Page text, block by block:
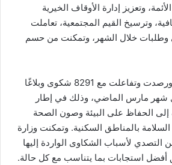
وتعزيز إدارة الأوقاف الخيرية
وترسيخ القيم المجتمعية، تعاملت
1109 شكاوى وطلبات خلال الشهر، وتمكنت من حسم
وأخيرًا، تلقت المنظومة ورصدت وتفاعلت مع 8291 شكوى وبلاغًا
شهر مارس الماضي، وذلك في إطار
إلى الحفاظ على البيئة وصون الصحة
بالمناطق السكنية. وتمكنت وزارة
التصدي لأسباب الشكاوى الواردة إليها
أفضل استجابات بما يتناسب مع كل حالة.